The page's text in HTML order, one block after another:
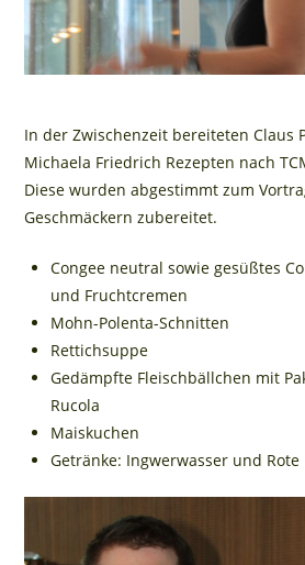
In der Zwischenzeit bereiteten Claus
Michaela Friedrich Rezepten nach
Diese wurden abgestimmt zum
Geschmäckern zubereitet.
Congee neutral sowie gesüßtes
und Fruchtcremen
Mohn-Polenta-Schnitten
Rettichsuppe
Gedämpfte Fleischbällchen mit
Rucola
Maiskuchen
Getränke: Ingwerwasser und Rote